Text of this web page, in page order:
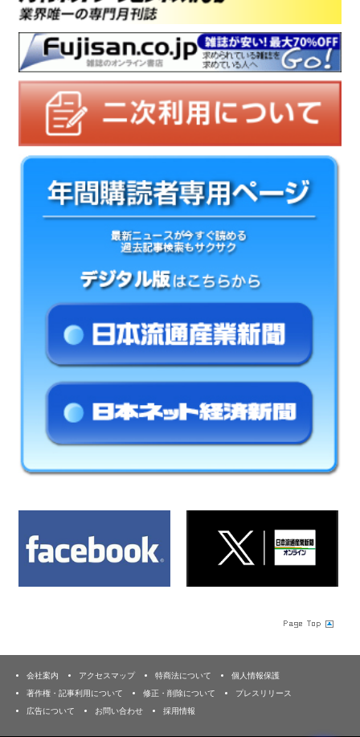
会社案内 アクセスマップ 特商法について
個人情報保護
著作権・記事利用について
修正・削除について
プレスリリース
広告について
お問い合わせ 採用情報